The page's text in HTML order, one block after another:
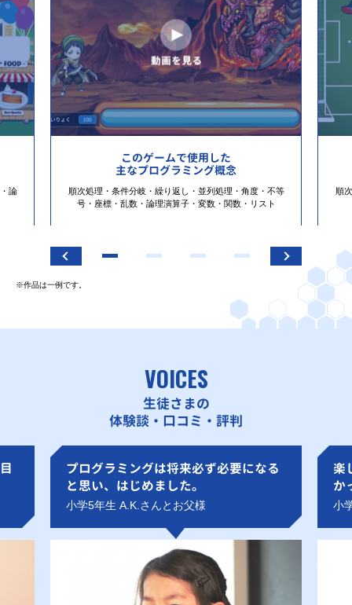
論
このゲームで使用した
主なプログラミング概念
順次処理・条件分岐・繰り返し・並列処理・角度・不等
号・座標・乱数・論理演算子・変数・関数・リスト
順
※作品は一例です。
VOICES
生徒さまの
体験談・口コミ・評判
プログラミングは将来必ず必要になる
と思い、はじめました。
小学5年生 A.K.さんとお父様
楽
か
小